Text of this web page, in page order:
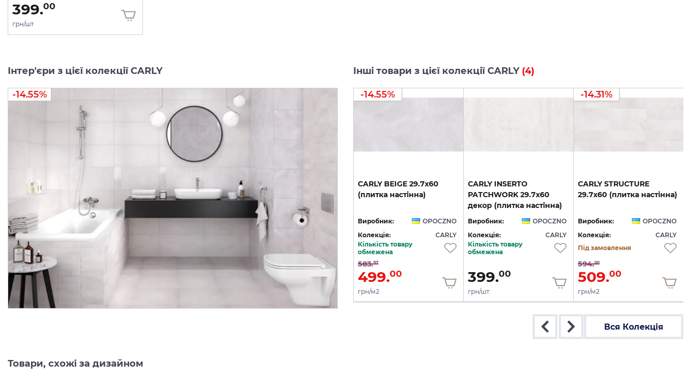
399.00
грн/шт
Інтер'єри з цієї колекції CARLY
-14.55%
Інші товари з цієї колекції CARLY (4)
CARLY INSERTO
PATCHWORK 29.7х60
декор (плитка настінна)
Виробник:
OPOCZNO
Колекція:
Кількість товару
обмежена
399.
грн/шт
STRUCTURE
29.7х60 (плитка настінна)
594.
509.
(плитка для підлоги і
стін)
Виробник:
Колекція:
579.
-14.55%
CARLY BEIGE 29.7х60
(плитка настінна)
Виробник:
OPOCZNO
Колекція:
CARLY
Кількість товару
обмежена
583.97
499.00
грн/м2
CARLY INSERTO
PATCHWORK 29.7х60
декор (плитка настінна)
Виробник:
OPOCZNO
Колекція:
CARLY
Кількість товару
обмежена
399.00
грн/шт
-14.31%
CARLY STRUCTURE
29.7х60 (плитка настінна)
Виробник:
OPOCZNO
Колекція:
CARLY
Під замовлення
594.00
509.00
грн/м2
Вся Колекція
Товари, схожі за дизайном